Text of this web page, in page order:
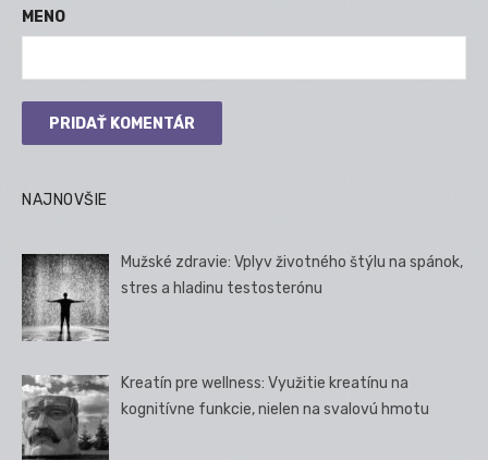
MENO
NAJNOVŠIE
Mužské zdravie: Vplyv životného štýlu na spánok,
stres a hladinu testosterónu
Kreatín pre wellness: Využitie kreatínu na
kognitívne funkcie, nielen na svalovú hmotu